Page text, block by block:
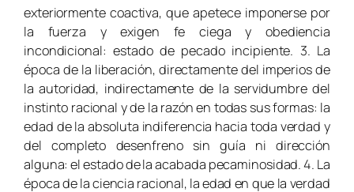
exteriormente coactiva, que apetece imponerse por
la fuerza y exigen fe ciega y obediencia
incondicional: estado de pecado incipiente. 3. La
época de la liberación, directamente del imperios de
la autoridad, indirectamente de la servidumbre del
instinto racional y de la razón en todas sus formas: la
edad de la absoluta indiferencia hacia toda verdad y
del completo desenfreno sin guía ni dirección
alguna: el estado de la acabada pecaminosidad. 4. La
época de la ciencia racional, la edad en que la verdad